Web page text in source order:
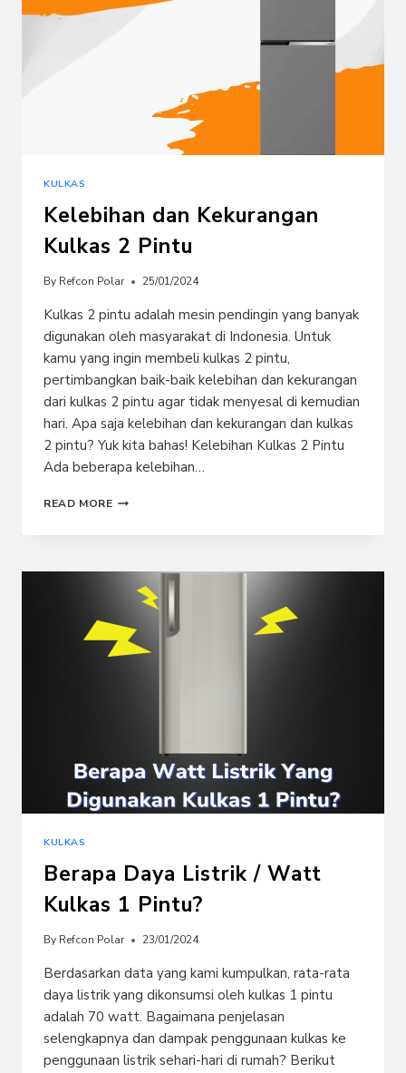
KULKAS
Kelebihan dan Kekurangan
Kulkas 2 Pintu
By Refcon Polar 25/01/2024
Kulkas 2 pintu adalah mesin pendingin yang banyak
digunakan oleh masyarakat di Indonesia. Untuk
kamu yang ingin membeli kulkas 2 pintu,
pertimbangkan baik-baik kelebihan dan kekurangan
dari kulkas 2 pintu agar tidak menyesal di kemudian
hari. Apa saja kelebihan dan kekurangan dan kulkas
2 pintu? Yuk kita bahas! Kelebihan Kulkas 2 Pintu
Ada beberapa kelebihan…
READ MOREKELEBIHAN
PINTU
KULKAS
Berapa Daya Listrik / Watt
Kulkas 1 Pintu?
By Refcon Polar 23/01/2024
Berdasarkan data yang kami kumpulkan, rata-rata
daya listrik yang dikonsumsi oleh kulkas 1 pintu
adalah 70 watt. Bagaimana penjelasan
selengkapnya dan dampak penggunaan kulkas ke
penggunaan listrik sehari-hari di rumah? Berikut